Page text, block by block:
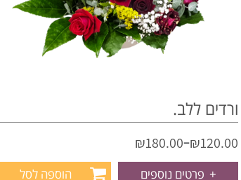
ורדים ללב.
₪120.00
–
₪180.00
+ פרטים נוספים הוספה לסל